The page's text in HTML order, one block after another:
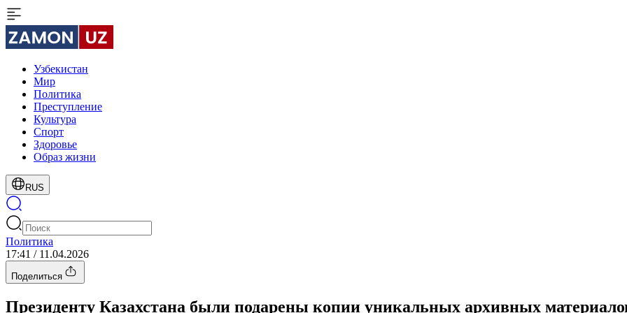
Узбекистан
Мир
Политика
Преступление
Культура
Спорт
Здоровье
Образ жизни
RUS
Политика
17:41 / 11.04.2026
Поделиться
Президенту Казахстана были подарены копии уникальных архивных